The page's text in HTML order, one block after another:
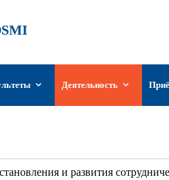
Деятельность
и развития